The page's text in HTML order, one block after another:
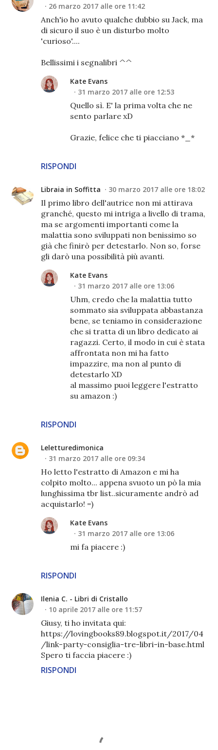
26 marzo 2017 alle ore 11:42
Anch'io ho avuto qualche dubbio su Jack, ma
di sicuro il suo è un disturbo molto
'curioso'....
Bellissimi i segnalibri ^^
RISPONDI
Kate Evans
31 marzo 2017 alle ore 12:53
Quello sì. E' la prima volta che ne
sento parlare xD
Grazie, felice che ti piacciano *_*
Libraia in Soffitta 30 marzo 2017 alle ore 18:02
Il primo libro dell'autrice non mi attirava
granché, questo mi intriga a livello di trama,
ma se argomenti importanti come la
malattia sono sviluppati non benissimo so
già che finirò per detestarlo. Non so, forse
gli darò una possibilità più avanti.
RISPONDI
Kate Evans
31 marzo 2017 alle ore 13:06
Uhm, credo che la malattia tutto
sommato sia sviluppata abbastanza
bene, se teniamo in considerazione
che si tratta di un libro dedicato ai
ragazzi. Certo, il modo in cui è stata
affrontata non mi ha fatto
impazzire, ma non al punto di
detestarlo XD
al massimo puoi leggere l'estratto
su amazon :)
Leletturedimonica
31 marzo 2017 alle ore 09:34
Ho letto l'estratto di Amazon e mi ha
colpito molto... appena svuoto un pò la mia
lunghissima tbr list..sicuramente andrò ad
acquistarlo! =)
RISPONDI
Kate Evans
31 marzo 2017 alle ore 13:06
mi fa piacere :)
Ilenia C. - Libri di Cristallo
10 aprile 2017 alle ore 11:57
Giusy, ti ho invitata qui:
https://lovingbooks89.blogspot.it/2017/04
/link-party-consiglia-tre-libri-in-base.html
Spero ti faccia piacere :)
RISPONDI